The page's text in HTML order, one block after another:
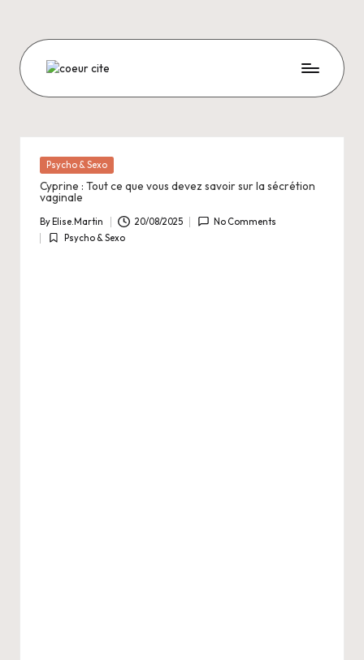
content
C
E
U
R
C
I
Posted
in
Psycho & Sexo
Cyprine : Tout ce que vous devez savoir sur la sécrétion
vaginale
Posted
by
By Elise.Martin 20/08/2025 No Comments
Posted
Psycho & Sexo